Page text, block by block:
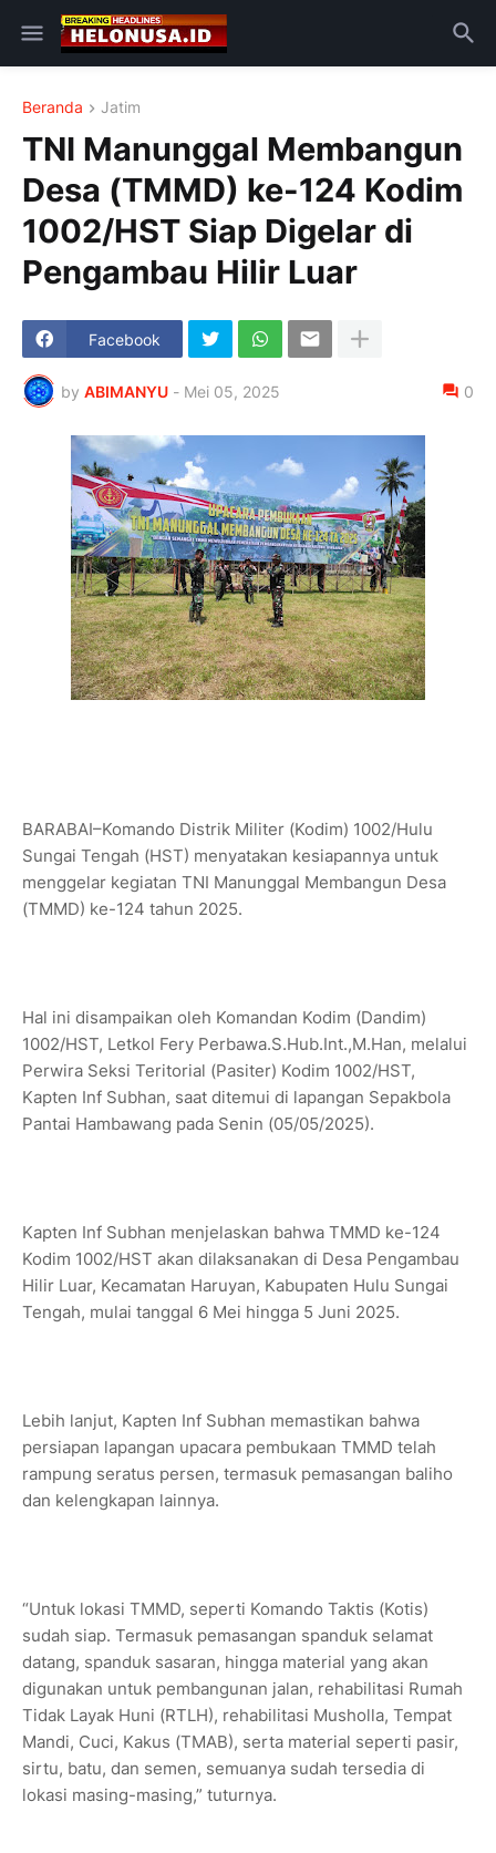
Beranda Jatim
TNI Manunggal Membangun
Desa (TMMD) ke-124 Kodim
1002/HST Siap Digelar di
Pengambau Hilir Luar
Facebook
by ABIMANYU - Mei 05, 2025 0
BARABAI–Komando Distrik Militer (Kodim) 1002/Hulu
Sungai Tengah (HST) menyatakan kesiapannya untuk
menggelar kegiatan TNI Manunggal Membangun Desa
(TMMD) ke-124 tahun 2025.
Hal ini disampaikan oleh Komandan Kodim (Dandim)
1002/HST, Letkol Fery Perbawa.S.Hub.Int.,M.Han, melalui
Perwira Seksi Teritorial (Pasiter) Kodim 1002/HST,
Kapten Inf Subhan, saat ditemui di lapangan Sepakbola
Pantai Hambawang pada Senin (05/05/2025).
Kapten Inf Subhan menjelaskan bahwa TMMD ke-124
Kodim 1002/HST akan dilaksanakan di Desa Pengambau
Hilir Luar, Kecamatan Haruyan, Kabupaten Hulu Sungai
Tengah, mulai tanggal 6 Mei hingga 5 Juni 2025.
Lebih lanjut, Kapten Inf Subhan memastikan bahwa
persiapan lapangan upacara pembukaan TMMD telah
rampung seratus persen, termasuk pemasangan baliho
dan kelengkapan lainnya.
“Untuk lokasi TMMD, seperti Komando Taktis (Kotis)
sudah siap. Termasuk pemasangan spanduk selamat
datang, spanduk sasaran, hingga material yang akan
digunakan untuk pembangunan jalan, rehabilitasi Rumah
Tidak Layak Huni (RTLH), rehabilitasi Musholla, Tempat
Mandi, Cuci, Kakus (TMAB), serta material seperti pasir,
sirtu, batu, dan semen, semuanya sudah tersedia di
lokasi masing-masing,” tuturnya.